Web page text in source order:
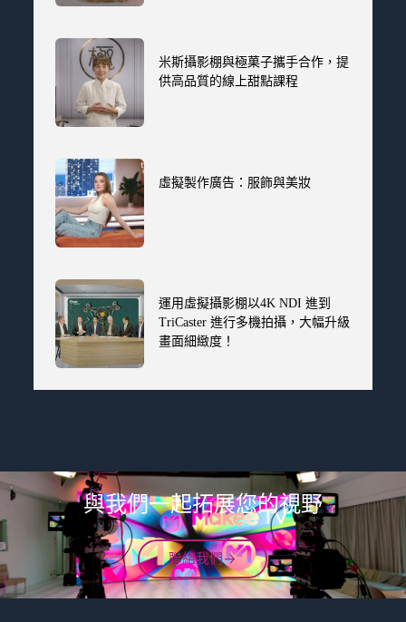
米斯攝影棚與極菓子攜手合作，提
供高品質的線上甜點課程
虛擬製作廣告：服飾與美妝
運用虛擬攝影棚以4K NDI 進到
TriCaster 進行多機拍攝，大幅升級
畫面細緻度！
與我們一起拓展您的視野
聯絡我們